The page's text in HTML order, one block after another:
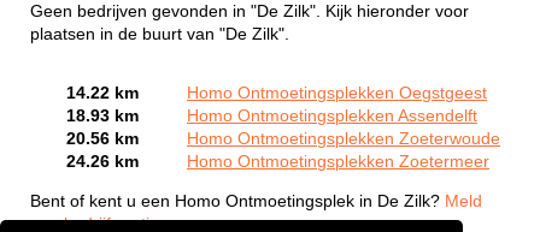
Geen bedrijven gevonden in "De Zilk". Kijk hieronder voor
plaatsen in de buurt van "De Zilk".
14.22 km
Homo Ontmoetingsplekken Oegstgeest
18.93 km
Homo Ontmoetingsplekken Assendelft
20.56 km
Homo Ontmoetingsplekken Zoeterwoude
24.26 km
Homo Ontmoetingsplekken Zoetermeer
Bent of kent u een Homo Ontmoetingsplek in De Zilk? Meld
een bedrijf gratis aan